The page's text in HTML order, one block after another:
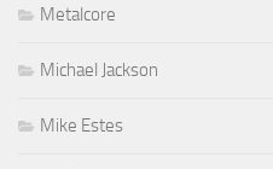
Metalcore
Michael Jackson
Mike Estes